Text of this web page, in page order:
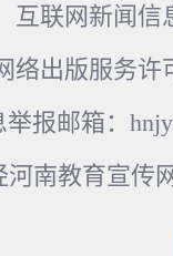
互联网新闻信
络出版服务许
报邮箱：
河南教育宣传